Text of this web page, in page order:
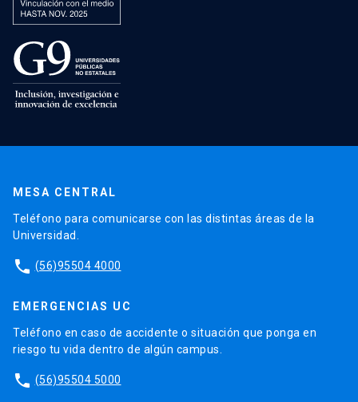
MESA CENTRAL
Teléfono para comunicarse con las distintas áreas de la
Universidad.
phone (56)95504 4000
EMERGENCIAS UC
Teléfono en caso de accidente o situación que ponga en
riesgo tu vida dentro de algún campus.
phone (56)95504 5000